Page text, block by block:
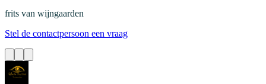
frits van wijngaarden
Stel de contactpersoon een vraag